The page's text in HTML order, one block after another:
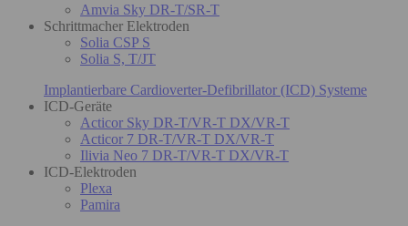
Amvia Sky DR-T/SR-T
Schrittmacher Elektroden
Solia CSP S
Solia S, T/JT
Implantierbare Cardioverter-Defibrillator (ICD) Systeme
ICD-Geräte
Acticor Sky DR-T/VR-T DX/VR-T
Acticor 7 DR-T/VR-T DX/VR-T
Ilivia Neo 7 DR-T/VR-T DX/VR-T
ICD-Elektroden
Plexa
Pamira